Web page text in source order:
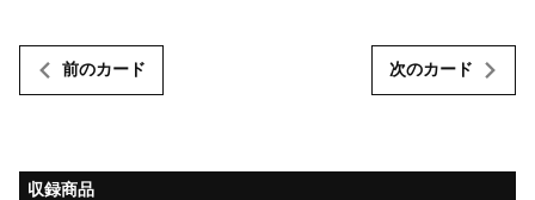
前のカード 次のカード
収録商品